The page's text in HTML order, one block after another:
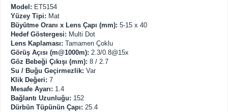
Model: ET5154
Yüzey Tipi: Mat
Büyütme Oranı x Lens Çapı (mm): 5-15 x 40
Hedef Göstergesi: Multi Dot
Lens Kaplaması: Tamamen Çoklu
Görüş Açısı (m@1000m): 2.3/0.8@15x
Göz Bebeği Çıkışı (mm): 8 / 2.7
Su / Buğu Geçirmezlik: Var
Klik Değeri: 7
Mesafe Ayarı: 1.4
Bağlantı Uzunluğu: 152
Dürbün Tüpünün Çapı: 25.4